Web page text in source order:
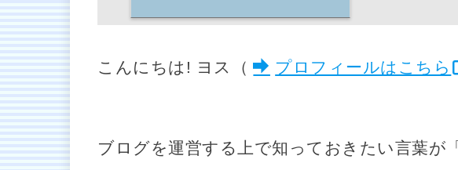
こんにちは! ヨス（ プロフィールはこちら
ブログを運営する上で知っておきたい言葉が「